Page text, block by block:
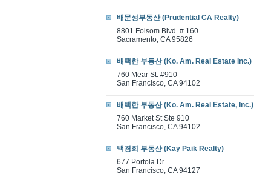
배문성부동산 (Prudential CA Realty)
8801 Foisom Blvd. # 160
Sacramento, CA 95826
배택한 부동산 (Ko. Am. Real Estate Inc.)
760 Mear St. #910
San Francisco, CA 94102
배택한 부동산 (Ko. Am. Real Estate, Inc.)
760 Market St Ste 910
San Francisco, CA 94102
백경희 부동산 (Kay Paik Realty)
677 Portola Dr.
San Francisco, CA 94127